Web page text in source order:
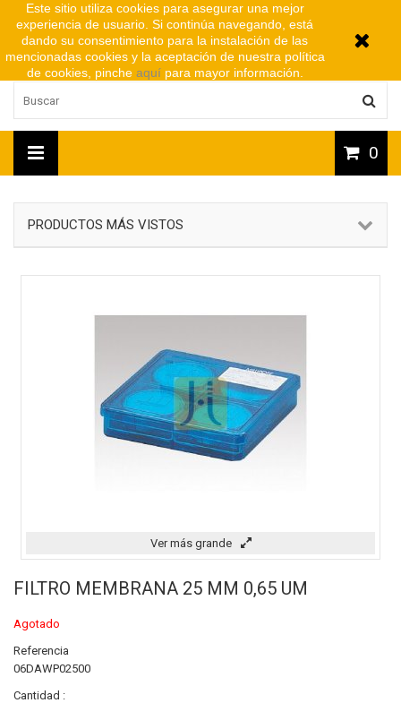
0
PRODUCTOS MÁS VISTOS
Ver más grande
FILTRO MEMBRANA 25 MM 0,65 UM
Agotado
Referencia
06DAWP02500
Cantidad :
Este sitio utiliza cookies para asegurar una mejor
experiencia de usuario. Si continúa navegando, está
dando su consentimiento para la instalación de las
mencionadas cookies y la aceptación de nuestra política
de cookies, pinche aquípara mayor información.